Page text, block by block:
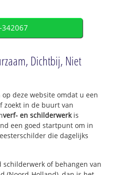
Dichtbij, Niet
deze website omdat u een
zoekt in de buurt van
verf- en schilderwerkis
een goed startpunt om in
die dagelijks
of behangen van